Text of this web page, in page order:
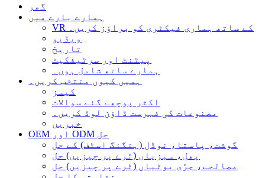
گھر
ہمارے بارے میں
VR کے ساتھ ہماری فیکٹری کو براؤز کریں۔
ویڈیو
تاریخ
پیٹنٹ اور سرٹیفکیٹ
ہمارے ساتھ شامل ہوں۔
ہمیں کیوں منتخب کریں۔
کیسز
اکثر پوچھے گئے سوالات
مصنوعات کی فہرست ڈاؤن لوڈ کریں۔
خبریں
OEM اور ODM حل
گوشت، پاستا، نوڈل (ہنگنگ اسٹف) کے حل
پھل، سبزیاں (ٹرے پر چیزیں) حل
مصالحے، جڑی بوٹیاں (ٹرے پر چیزیں) حل